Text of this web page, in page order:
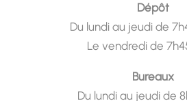
Dépôt
Du lundi au jeudi de
Le vendredi de
Bureaux
Du lundi au jeudi de